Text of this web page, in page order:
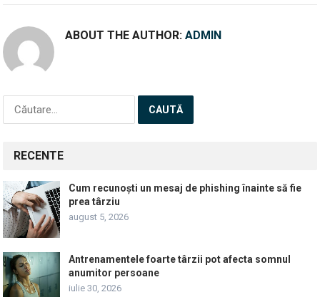
ABOUT THE AUTHOR:ADMIN
Caută
RECENTE
Cum recunoști un mesaj de phishing înainte să fie
prea târziu
august 5, 2026
Antrenamentele foarte târzii pot afecta somnul
anumitor persoane
iulie 30, 2026